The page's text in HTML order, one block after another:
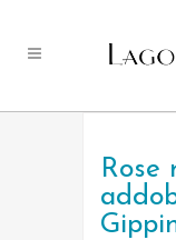
Rose